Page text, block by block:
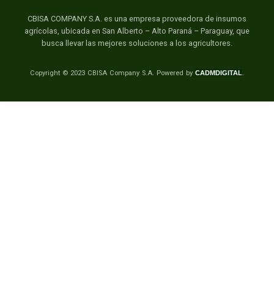
CBISA COMPANY S.A. es una empresa proveedora de insumos
agrícolas, ubicada en San Alberto – Alto Paraná – Paraguay, que
busca llevar las mejores soluciones a los agricultores.
Copyright © 2023 CBISA Company S.A. Powered byCADMDIGITAL.